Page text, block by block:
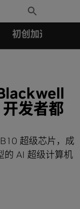
Toggle
Search
初创加速会员成
发者都
超级芯片，成
的 AI 超级计算机